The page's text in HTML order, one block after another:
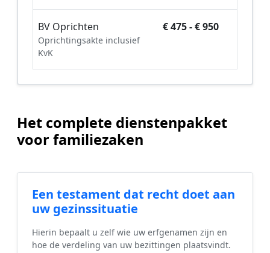
BV Oprichten
Oprichtingsakte inclusief
KvK
€ 475 - € 950
Het complete dienstenpakket
voor familiezaken
Een testament dat recht doet aan
uw gezinssituatie
Hierin bepaalt u zelf wie uw erfgenamen zijn en
hoe de verdeling van uw bezittingen plaatsvindt.